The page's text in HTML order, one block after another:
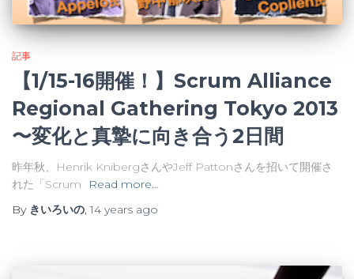
記事
【1/15-16開催！】Scrum Alliance
Regional Gathering Tokyo 2013
〜変化と真摯に向き合う2日間
昨年秋、Henrik KnibergさんやJeff Pattonさんを招いて開催さ
れた「Scrum
Read more…
By きいろいの ,14 years ago